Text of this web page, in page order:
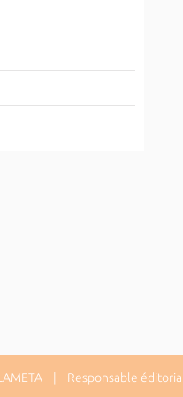
| Responsable éditorial